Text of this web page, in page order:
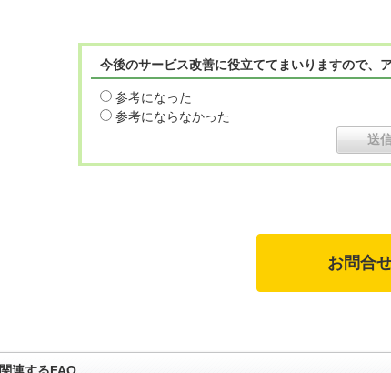
今後のサービス改善に役立ててまいりますので、
参考になった
参考にならなかった
お問合